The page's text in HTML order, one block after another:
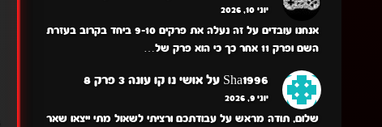
יוני 10, 2026
אנחנו עובדים על זה נעלה את פרקים 9-10 ביחד בקרוב בעזרת
השם ופרק 11 אחר כך כי הוא פרק של…
Sha1996 עלאושי נו קו עונה 3 פרק 8
יוני 9, 2026
שלום, תודה מראש על עבודתכם ורציתי לשאול מתי ייצאו שאר